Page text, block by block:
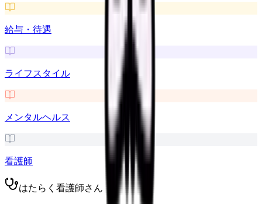
給与・待遇
ライフスタイル
メンタルヘルス
看護師
はたらく看護師さん